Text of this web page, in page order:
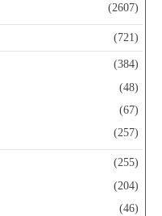
(2607)
(721)
(384)
(48)
(67)
(257)
(255)
(204)
(46)